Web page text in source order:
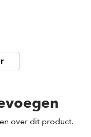
over dit product.